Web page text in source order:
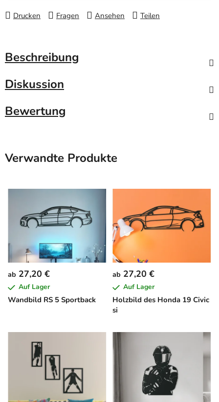
Drucken Fragen Ansehen Teilen
Beschreibung
Diskussion
Bewertung
Verwandte Produkte
Wandbild RS 5 Sportback
ab 27,20 €
Auf Lager
Holzbild des Honda 19 Civic
si
ab 27,20 €
Auf Lager